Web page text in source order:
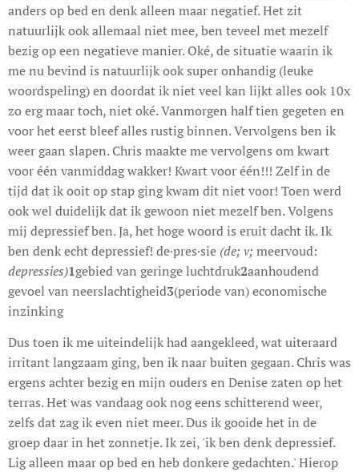
anders op bed en denk alleen maar negatief. Het zit
natuurlijk ook allemaal niet mee, ben teveel met mezelf
bezig op een negatieve manier. Oké, de situatie waarin ik
me nu bevind is natuurlijk ook super onhandig (leuke
woordspeling) en doordat ik niet veel kan lijkt alles ook 10x
zo erg maar toch, niet oké. Vanmorgen half tien gegeten en
voor het eerst bleef alles rustig binnen. Vervolgens ben ik
weer gaan slapen. Chris maakte me vervolgens om kwart
voor één vanmiddag wakker! Kwart voor één!!! Zelf in de
tijd dat ik ooit op stap ging kwam dit niet voor! Toen werd
ook wel duidelijk dat ik gewoon niet mezelf ben. Volgens
mij depressief ben. Ja, het hoge woord is eruit dacht ik. Ik
ben denk echt depressief! de·pres·sie (de; v; meervoud:
depressies)1gebied van geringe luchtdruk2aanhoudend
gevoel van neerslachtigheid3(periode van) economische
inzinking
Dus toen ik me uiteindelijk had aangekleed, wat uiteraard
irritant langzaam ging, ben ik naar buiten gegaan. Chris was
ergens achter bezig en mijn ouders en Denise zaten op het
terras. Het was vandaag ook nog eens schitterend weer,
zelfs dat zag ik even niet meer. Dus ik gooide het in de
groep daar in het zonnetje. Ik zei, 'ik ben denk depressief.
Lig alleen maar op bed en heb donkere gedachten.' Hierop